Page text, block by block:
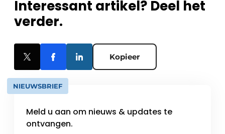
Interessant artikel? Deel het
verder.
Kopieer
NIEUWSBRIEF
Meld u aan om nieuws & updates te
ontvangen.